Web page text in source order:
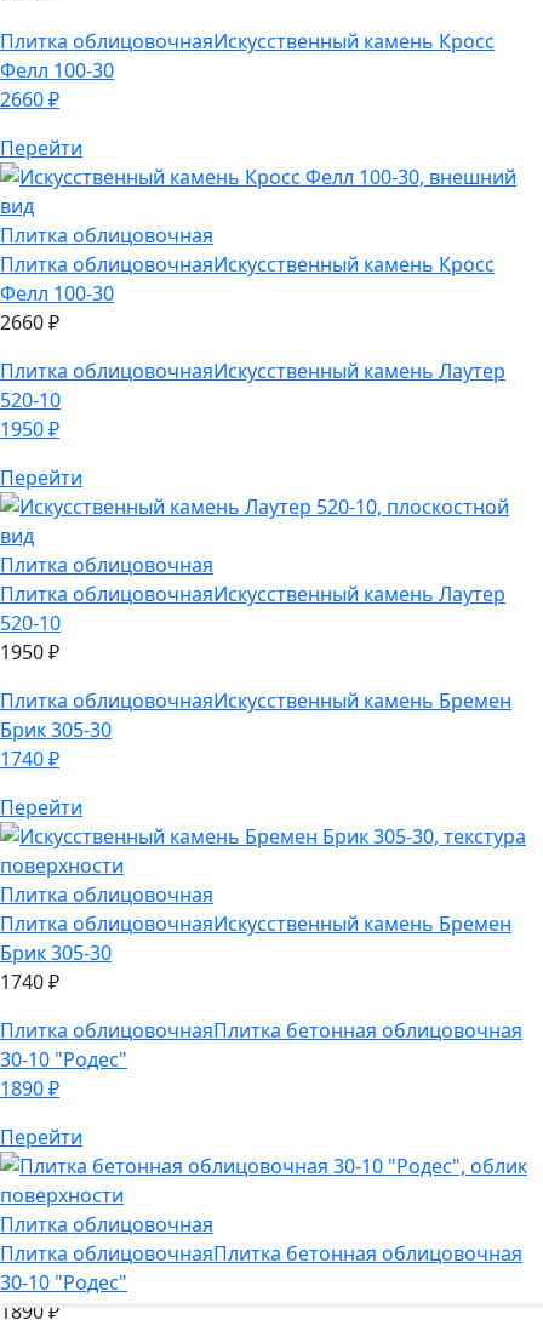
Плитка облицовочная
Плитка облицовочная
Фелл 100-30
2660
Плитка облицовочная
520-10
1950₽
Плитка облицовочная
Плитка облицовочная
520-10
1950
Плитка облицовочная
Брик 305-30
1740₽
Плитка облицовочная
Плитка облицовочная
Брик 305-30
1740₽
Плитка облицовочная
30-10 "Родес"
1890₽
Плитка облицовочная
Плитка облицовочная
30-10 "Родес"
1890₽
Плитка облицовочная
405-90
2180₽